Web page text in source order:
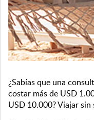
¿Sabías que una
costar más de USD
USD 10.000? Viajar